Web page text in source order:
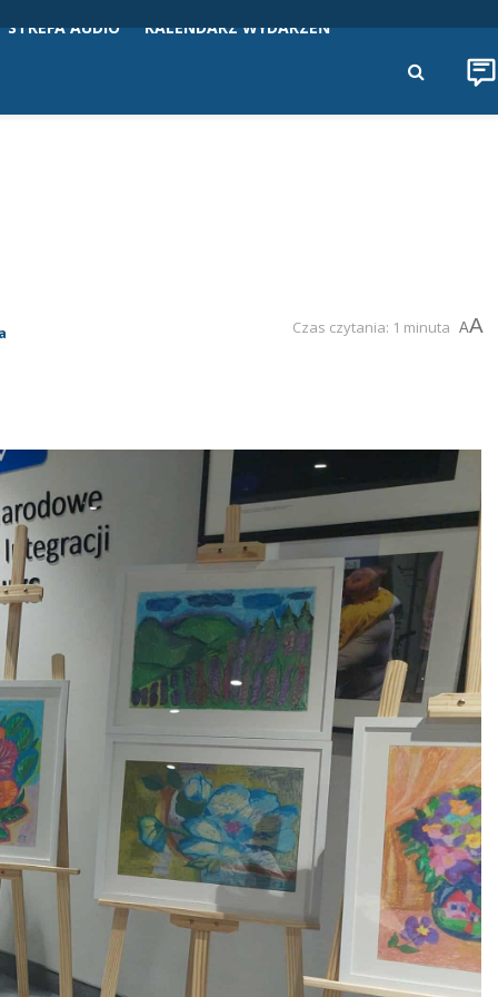
STREFA AUDIO KALENDARZ WYDARZEŃ
Czas czytania: 1 minuta AA